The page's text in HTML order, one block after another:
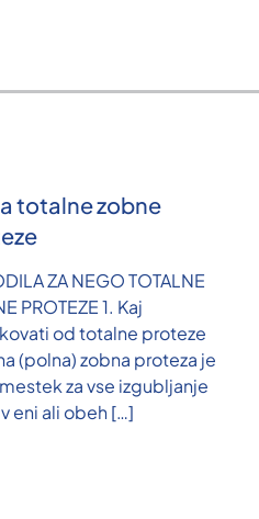
totalne zobne
ZA NEGO TOTALNE
PROTEZE 1. Kaj
od totalne proteze
(polna) zobna proteza je
za vse izgubljanje
eni ali obeh[…]